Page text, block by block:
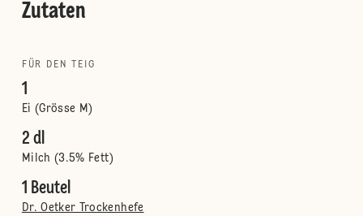
Zutaten
FÜR DEN TEIG
1
Ei (Grösse M)
2 dl
Milch (3.5% Fett)
1 Beutel
Dr. Oetker Trockenhefe